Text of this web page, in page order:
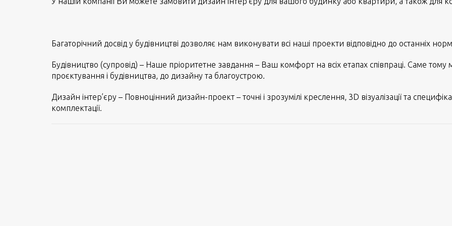
Багаторічний досвід у будівництві дозволяє нам виконувати всі наші проекти відповідно до останніх
Будівництво (супровід) – Наше пріоритетне завдання – Ваш комфорт на всіх етапах співпраці. Саме
проєктування і будівництва, до дизайну та благоустрою.
Дизайн інтер’єру – Повноцінний дизайн-проект – точні і зрозумілі креслення, 3D візуалізації та
комплектації.